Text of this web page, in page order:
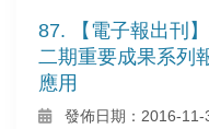
87. 【電子報出刊
二期重要成果系列
應用
發佈日期：2016-11-